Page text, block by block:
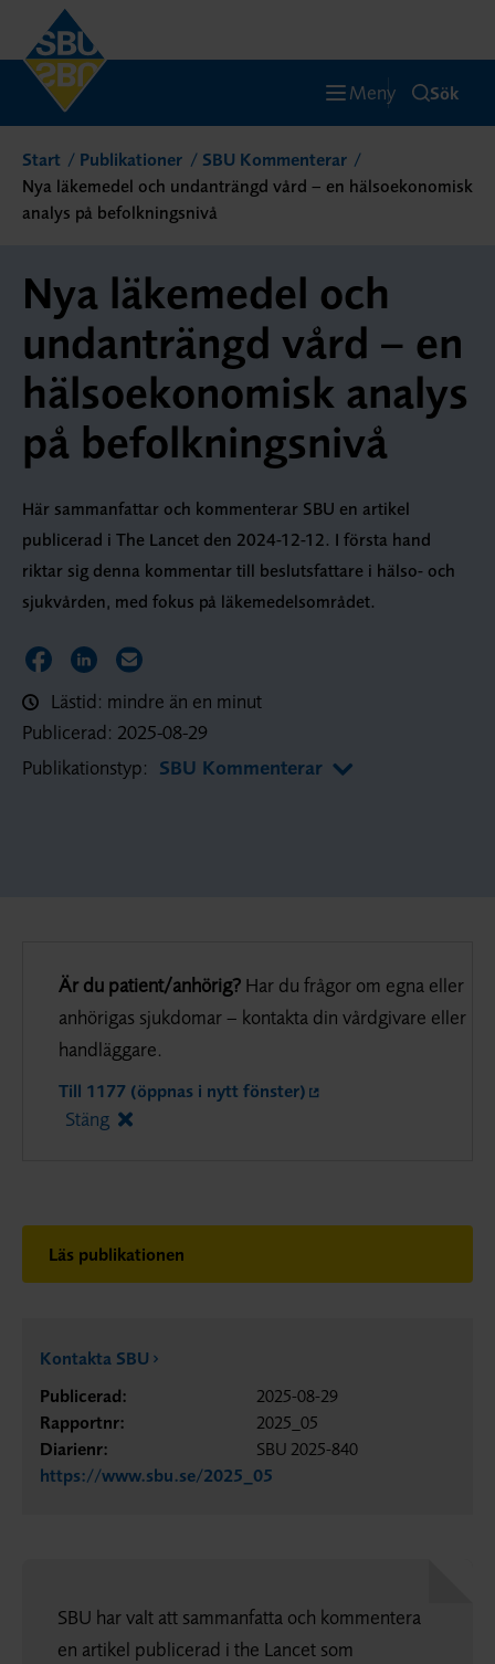
Meny Sök
Start Publikationer
SBU Kommenterar
Nya läkemedel och undanträngd vård – en hälsoekonomisk
analys på befolkningsnivå
Nya läkemedel och
undanträngd vård – en
hälsoekonomisk analys
på befolkningsnivå
Här sammanfattar och kommenterar SBU en artikel
publicerad i The Lancet den 2024-12-12. I första hand
riktar sig denna kommentar till beslutsfattare i hälso- och
sjukvården, med fokus på läkemedelsområdet.
Dela sidan på Facebook
Dela sidan på LinkedIn
Dela sidan via E-post
Lästid: mindre än en minut
Publicerad: 2025-08-29
Publikationstyp: SBU Kommenterar
Är du patient/anhörig? Har du frågor om egna eller
anhörigas sjukdomar – kontakta din vårdgivare eller
handläggare.
Till 1177 (öppnas i nytt fönster)
Stäng
Läs publikationen
Kontakta SBU
Publicerad:
2025-08-29
Rapportnr:
2025_05
Diarienr:
SBU 2025-840
https://www.sbu.se/2025_05
SBU har valt att sammanfatta och kommentera
en artikel publicerad i the Lancet som